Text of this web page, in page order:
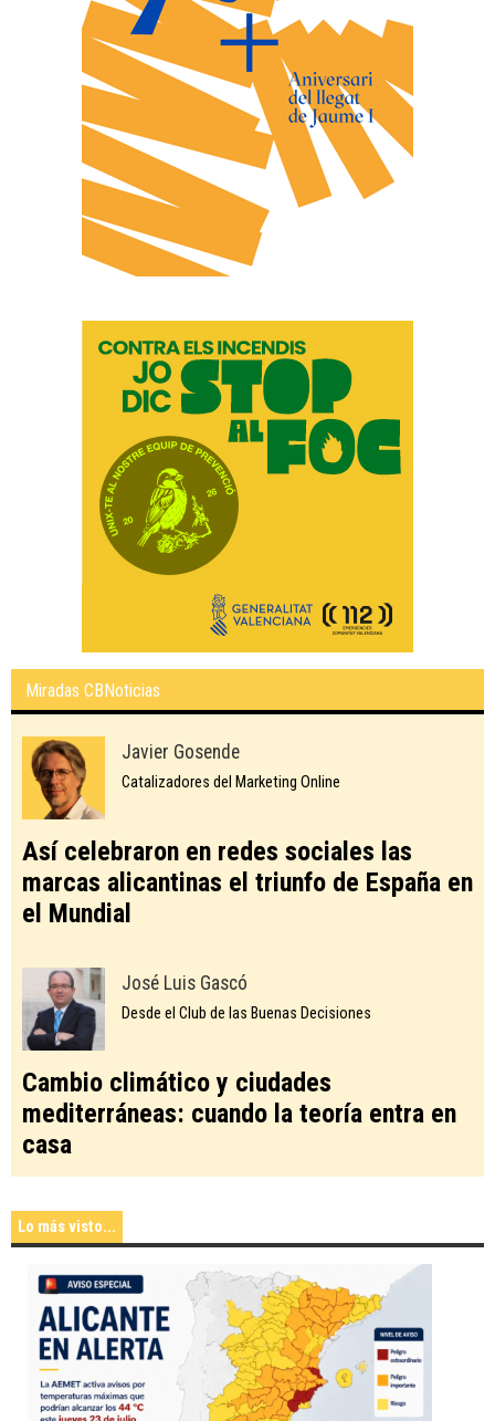
Miradas CBNoticias
Javier Gosende
Catalizadores del Marketing Online
Así celebraron en redes sociales las
marcas alicantinas el triunfo de España en
el Mundial
José Luis Gascó
Desde el Club de las Buenas Decisiones
Cambio climático y ciudades
mediterráneas: cuando la teoría entra en
casa
Lo más visto...